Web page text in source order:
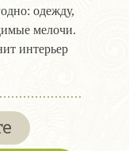
одежду,
мелочи.
интерьер